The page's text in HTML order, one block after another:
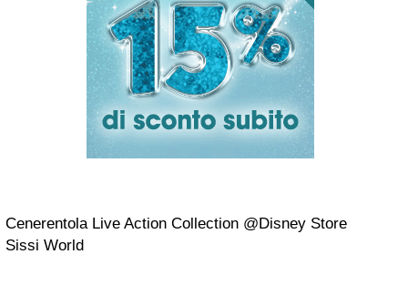
Cenerentola Live Action Collection @Disney Store
Sissi World